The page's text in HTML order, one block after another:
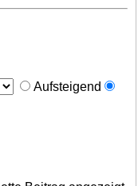
Aufsteigend